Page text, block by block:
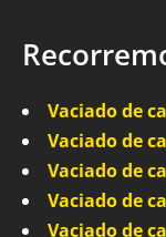
Vaciado de
Vaciado de
Vaciado de
Vaciado de
Vaciado de